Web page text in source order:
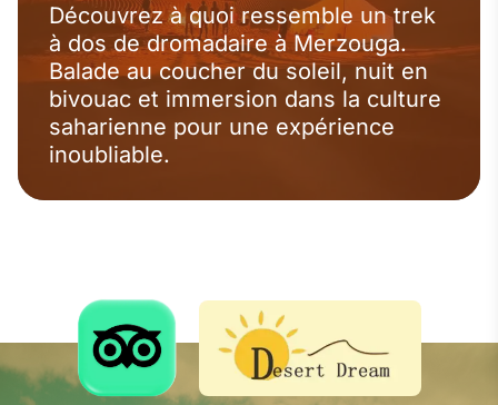
Découvrez à quoi ressemble un trek
à dos de dromadaire à Merzouga.
Balade au coucher du soleil, nuit en
bivouac et immersion dans la culture
saharienne pour une expérience
inoubliable.